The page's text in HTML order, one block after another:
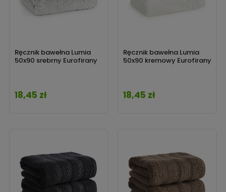
Ręcznik bawełna Lumia
50x90 srebrny Eurofirany
Cena
18,45 zł
Ręcznik bawełna Lumia
50x90 kremowy Eurofirany
Cena
18,45 zł